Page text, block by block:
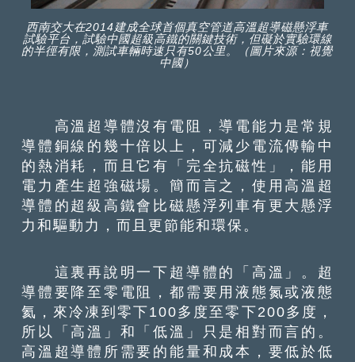
西南交大在2014建成全球首個真空管道高溫超導磁懸浮車
試驗平台，試驗中國超級高鐵的關鍵技術，但礙於實驗環線
的半徑有限，測試車輛時速只有50公里。（圖片來源：視覺
中國）
高溫超導體沒有電阻，導電能力是常規
導體銅線的幾十倍以上，可減少電流傳輸中
的熱消耗，而且它有「完全抗磁性」，能用
電力產生超強磁場。簡而言之，使用高溫超
導體的超級高鐵會比磁懸浮列車有更大懸浮
力和驅動力，而且更節能和環保。
這裏再說明一下超導體的「高溫」。超
導體要降至零電阻，都需要用液態氮或液態
氦，來冷凍到零下100多度至零下200多度，
所以「高溫」和「低溫」只是相對而言的。
高溫超導體所需要的能量和成本，要低於低